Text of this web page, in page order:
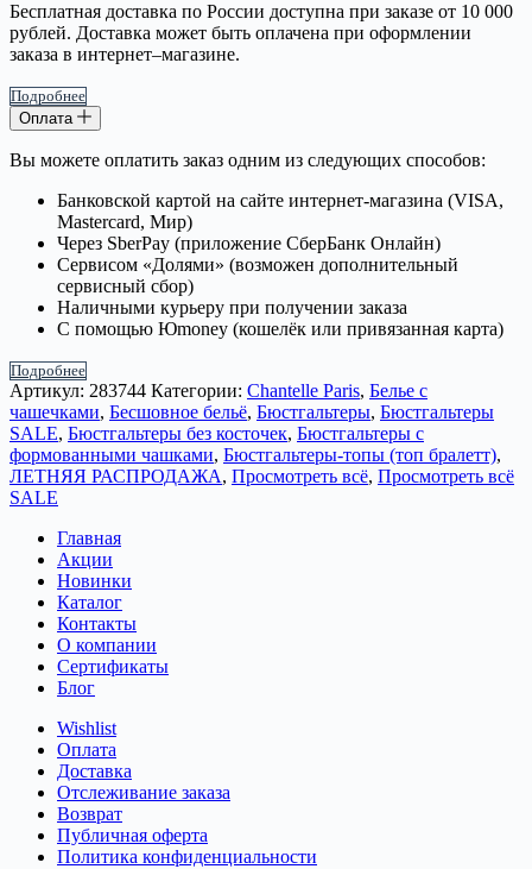
Бесплатная доставка по России доступна при заказе от 10 000
рублей. Доставка может быть оплачена при оформлении
заказа в интернет–магазине.
Подробнее
Оплата
Вы можете оплатить заказ одним из следующих способов:
Банковской картой на сайте интернет-магазина (VISA,
Mastercard, Мир)
Через SberPay (приложение СберБанк Онлайн)
Сервисом «Долями» (возможен дополнительный
сервисный сбор)
Наличными курьеру при получении заказа
С помощью Юmoney (кошелёк или привязанная карта)
Подробнее
Артикул: 283744 Категории: Chantelle Paris, Белье с
чашечками, Бесшовное бельё, Бюстгальтеры, Бюстгальтеры
SALE, Бюстгальтеры без косточек, Бюстгальтеры с
формованными чашками, Бюстгальтеры-топы (топ бралетт),
ЛЕТНЯЯ РАСПРОДАЖА, Просмотреть всё, Просмотреть всё
SALE
Главная
Акции
Новинки
Каталог
Контакты
О компании
Сертификаты
Блог
Wishlist
Оплата
Доставка
Отслеживание заказа
Возврат
Публичная оферта
Политика конфиденциальности